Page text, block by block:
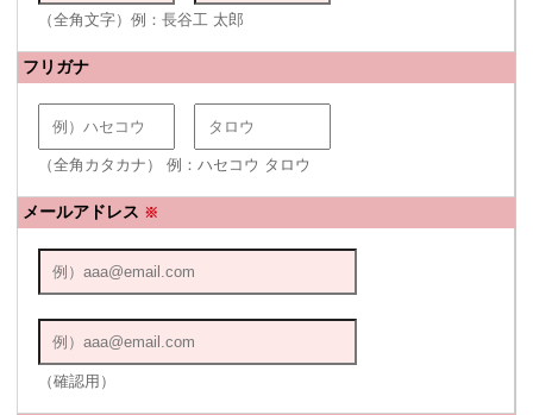
（全角文字）例：長谷工 太郎
フリガナ
（全角カタカナ） 例：ハセコウ タロウ
メールアドレス ※
（確認用）